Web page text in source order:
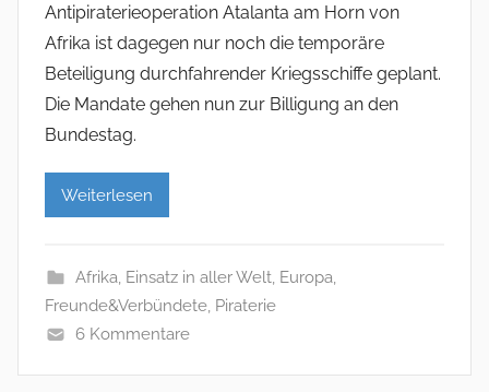
Antipiraterieoperation Atalanta am Horn von
Afrika ist dagegen nur noch die temporäre
Beteiligung durchfahrender Kriegsschiffe geplant.
Die Mandate gehen nun zur Billigung an den
Bundestag.
Weiterlesen
Afrika, Einsatz in aller Welt, Europa,
Freunde&Verbündete, Piraterie
6 Kommentare